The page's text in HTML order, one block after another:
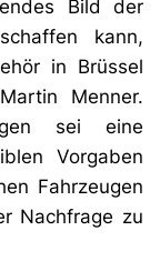
Bild der
kann,
in Brüssel
Menner.
sei eine
Vorgaben
Fahrzeugen
Nachfrage zu